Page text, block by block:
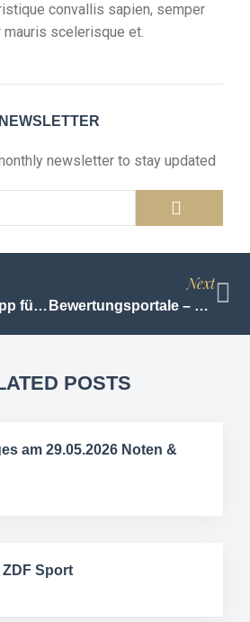
convallis sapien, semper
scelerisque et.
NEWSLETTER
newsletter to stay updated
HANDSOFFME App für Android und iPhone veröffentlicht
Next
Bewertungsportale – von Zahnärzten und schlechten Restaurants
POSTS
am 29.05.2026 Noten &
ZDF Sport